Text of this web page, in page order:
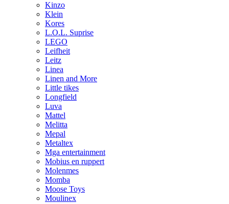
Kinzo
Klein
Kores
L.O.L. Suprise
LEGO
Leifheit
Leitz
Linea
Linen and More
Little tikes
Longfield
Luva
Mattel
Melitta
Mepal
Metaltex
Mga entertainment
Mobius en ruppert
Molenmes
Momba
Moose Toys
Moulinex